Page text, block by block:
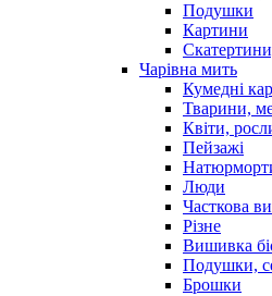
Подушки
Картини
Чарiвна мить
Кумедні
Тварини,
Квіти,
Пейзажі
Люди
Часткова
Різне
Вишивка
Подушки,
Брошки